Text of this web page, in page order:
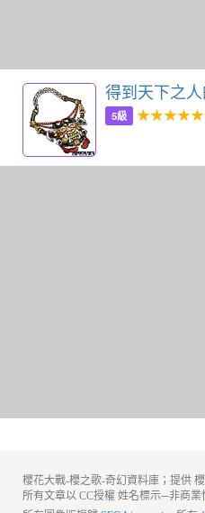
得到天下之
5級
櫻花大戰-櫻之歌-奇幻資料庫；提供
所有文章以 CC授權 姓名標示─非商業